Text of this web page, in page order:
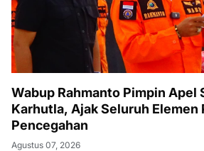
Wabup Rahmanto Pimpin Apel
Karhutla, Ajak Seluruh Elemen
Pencegahan
Agustus 07, 2026